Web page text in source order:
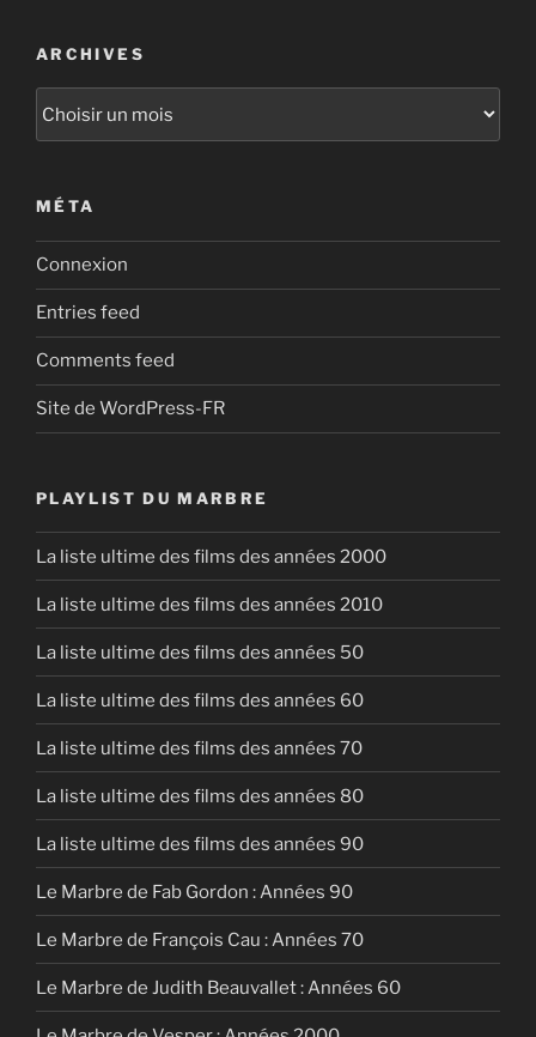
ARCHIVES
MÉTA
Connexion
Entries feed
Comments feed
Site de WordPress-FR
PLAYLIST DU MARBRE
La liste ultime des films des années 2000
La liste ultime des films des années 2010
La liste ultime des films des années 50
La liste ultime des films des années 60
La liste ultime des films des années 70
La liste ultime des films des années 80
La liste ultime des films des années 90
Le Marbre de Fab Gordon : Années 90
Le Marbre de François Cau : Années 70
Le Marbre de Judith Beauvallet : Années 60